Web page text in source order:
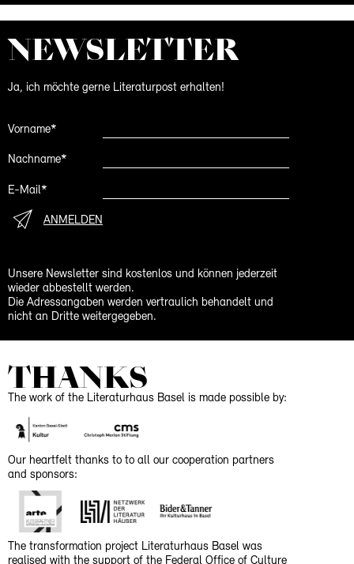
NEWS­LETTER
Ja, ich möchte gerne Literaturpost erhalten!
Vorname*
Nachname*
E-Mail*
ANMELDEN
Unsere Newsletter sind kostenlos und können jederzeit
wieder abbestellt werden.
Die Adressangaben werden vertraulich behandelt und
nicht an Dritte weitergegeben.
THANKS
The work of the Literaturhaus Basel is made possible by:
Our heartfelt thanks to to all our cooperation partners
and sponsors:
The transformation project Literaturhaus Basel was
realised with the support of the Federal Office of Culture